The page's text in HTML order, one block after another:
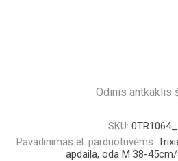
Odinis antkaklis
SKU:
Pavadinimas el. parduotuvėms:
apdaila, oda M 38-